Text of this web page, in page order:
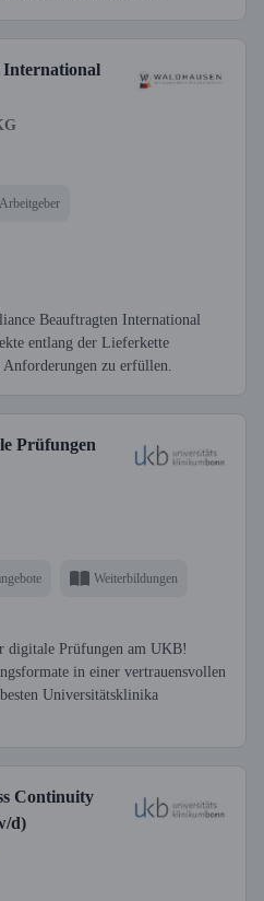
International
Beauftragten International
entlang der Lieferkette
Anforderungen zu erfüllen.
Prüfungen
Weiterbildungen
digitale Prüfungen am UKB!
in einer vertrauensvollen
Universitätsklinika
Continuity
d)